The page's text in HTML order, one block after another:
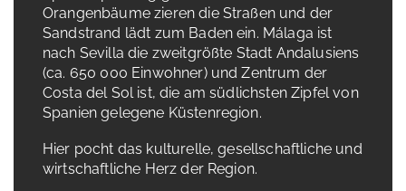
Orangenbäume zieren die Straßen und der
Sandstrand lädt zum Baden ein. Málaga ist
nach Sevilla die zweitgrößte Stadt Andalusiens
(ca. 650 000 Einwohner) und Zentrum der
Costa del Sol ist, die am südlichsten Zipfel von
Spanien gelegene Küstenregion.
Hier pocht das kulturelle, gesellschaftliche und
wirtschaftliche Herz der Region.